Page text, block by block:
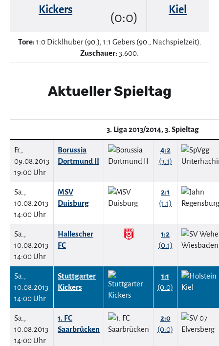
Kickers
(0:0)
Kiel
Tore: 1:0 Dicklhuber (90.), 1:1 Gebers (90., Nachspielzeit).
Zuschauer: 3.600.
Aktueller Spieltag
3. Liga 2013/2014, 3. Spieltag
Fr.,
09.08.2013
19:00 Uhr
Borussia
Dortmund II
4:2
(3:1)
Sa.,
10.08.2013
14:00 Uhr
MSV
Duisburg
2:1
(1:1)
Sa.,
10.08.2013
14:00 Uhr
Hallescher
FC
1:2
(0:1)
Sa.,
10.08.2013
14:00 Uhr
Stuttgarter
Kickers
1:1
(0:0)
Sa.,
10.08.2013
14:00 Uhr
1. FC
Saarbrücken
2:0
(0:0)